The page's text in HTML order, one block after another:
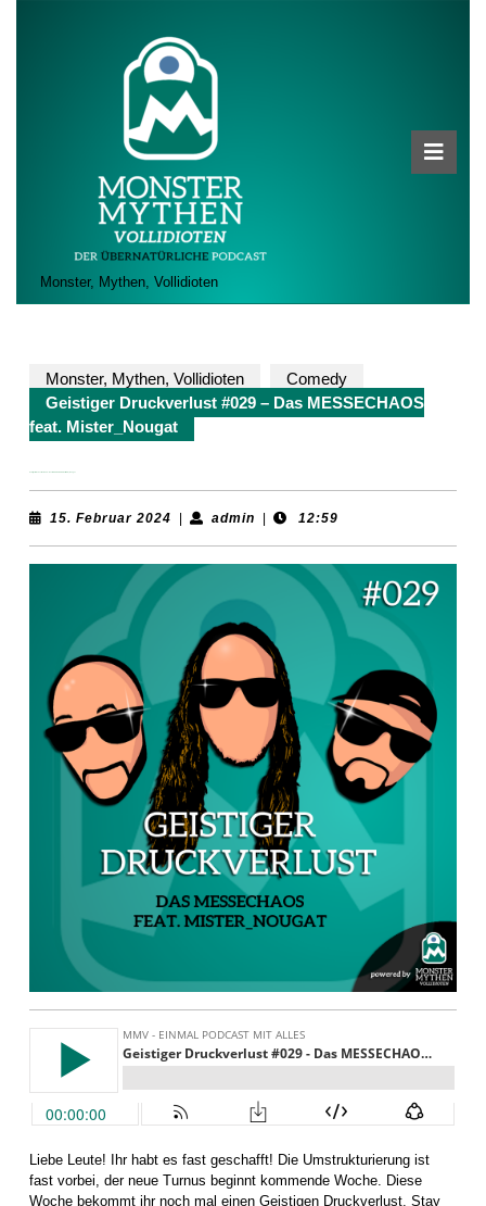
Monster, Mythen, Vollidioten
Monster, Mythen, Vollidioten
Comedy
Geistiger Druckverlust #029 – Das MESSECHAOS
feat. Mister_Nougat
15. Februar 2024 15.
adminadmin 12:59
Liebe Leute! Ihr habt es fast geschafft! Die Umstrukturierung ist
fast vorbei, der neue Turnus beginnt kommende Woche. Diese
Woche bekommt ihr noch mal einen Geistigen Druckverlust. Stay